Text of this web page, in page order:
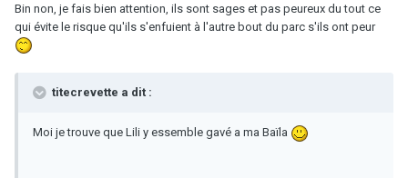
Bin non, je fais bien attention, ils sont sages et pas peureux du tout ce
qui évite le risque qu'ils s'enfuient à l'autre bout du parc s'ils ont peur
titecrevette a dit :
Moi je trouve que Lili y essemble gavé a ma Baïla